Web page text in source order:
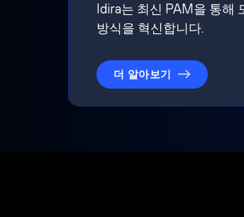
Idira는 최신 PAM을 통해
방식을 혁신합니다.
더 알아보기